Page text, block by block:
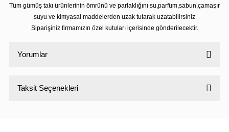
Tüm gümüş takı ürünlerinin ömrünü ve parlaklığını su,parfüm,sabun,çamaşır
suyu ve kimyasal maddelerden uzak tutarak uzatabilirsiniz
Siparişiniz firmamızın özel kutuları içerisinde gönderilecektir.
Yorumlar
Taksit Seçenekleri